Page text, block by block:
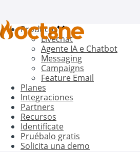
Producto
Livechat
Agente IA e Chatbot
Messaging
Campaigns
Feature Email
Planes
Integraciones
Partners
Recursos
Identifícate
Pruébalo gratis
Solicita una demo